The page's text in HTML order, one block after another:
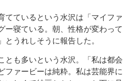
ているという水沢は「マイファ
ー寝ている。朝、性格が変わって
とうれしそうに報告した。
も多いという水沢。「私は都会
ファービーは純粋。私は芸能界に